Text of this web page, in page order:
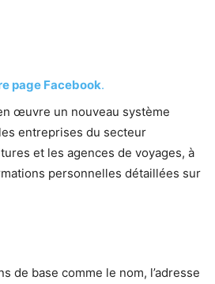
page Facebook.
œuvre un nouveau système
entreprises du secteur
et les agences de voyages, à
personnelles détaillées sur
de base comme le nom, l’adresse